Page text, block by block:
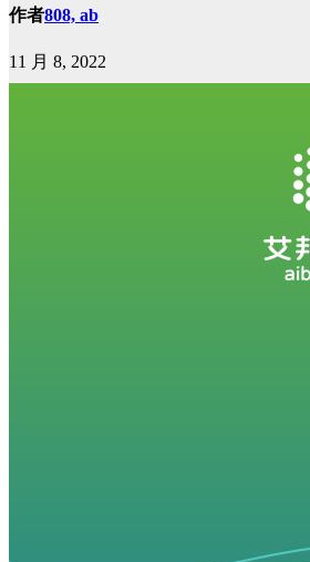
作者808, ab
11 月 8, 2022